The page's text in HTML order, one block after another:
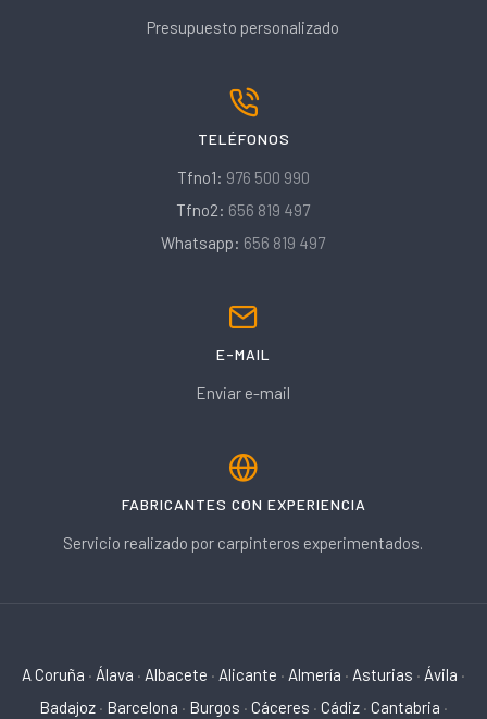
Presupuesto personalizado
TELÉFONOS
Tfno1: 976 500 990
Tfno2: 656 819 497
Whatsapp: 656 819 497
E-MAIL
Enviar e-mail
FABRICANTES CON EXPERIENCIA
Servicio realizado por carpinteros experimentados.
A Coruña · Álava · Albacete · Alicante · Almería · Asturias · Ávila ·
Badajoz · Barcelona · Burgos · Cáceres · Cádiz · Cantabria ·